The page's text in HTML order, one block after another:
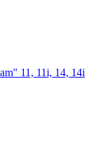
11, 11i, 14, 14i